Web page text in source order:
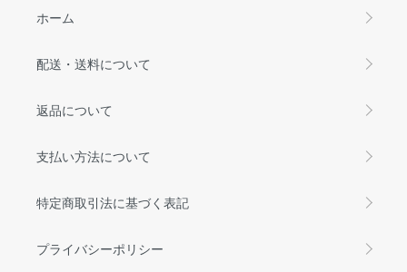
ホーム
配送・送料について
返品について
支払い方法について
特定商取引法に基づく表記
プライバシーポリシー